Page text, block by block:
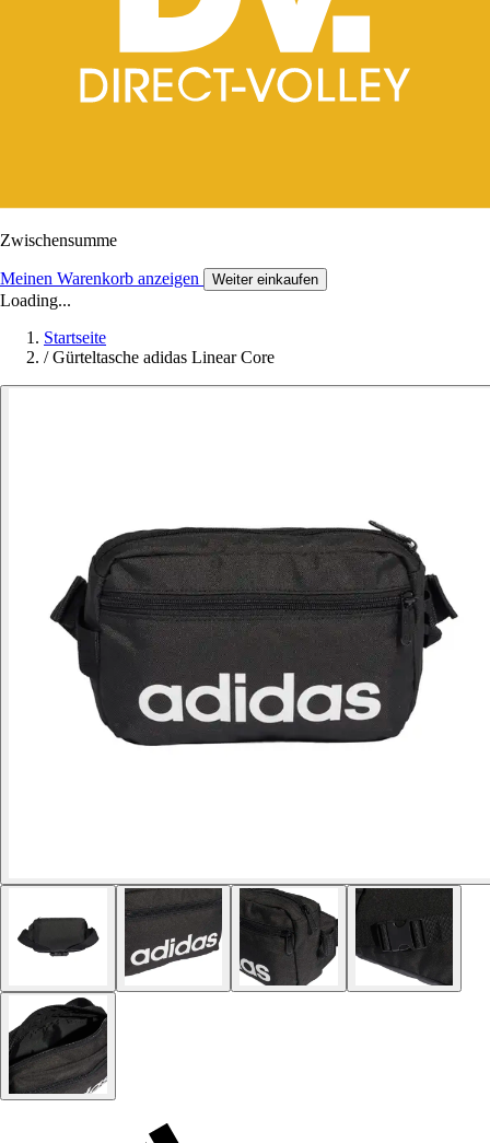
Zwischensumme
Meinen Warenkorb anzeigen Weiter einkaufen
Loading...
Startseite
/ Gürteltasche adidas Linear Core